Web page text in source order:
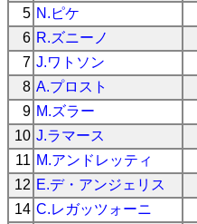
5 N.ピケ
6 R.ズニーノ
7 J.ワトソン
8 A.プロスト
9 M.ズラー
10 J.ラマース
11 M.アンドレッティ
12 E.デ・アンジェリス
14 C.レガッツォーニ